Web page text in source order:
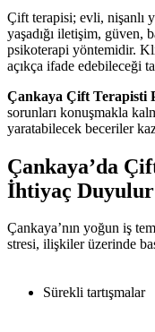
Çift terapisi; evli, nişanlı
yaşadığı iletişim, güven,
psikoterapi yöntemidir.
açıkça ifade edebileceği
Çankaya Çift Terapisti
sorunları konuşmakla
yaratabilecek beceriler
Çankaya’da
İhtiyaç
Çankaya’nın yoğun iş
stresi, ilişkiler üzerinde
Sürekli tartışmalar